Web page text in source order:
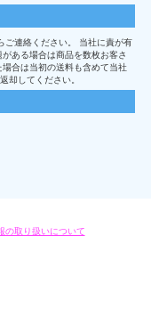
ご連絡ください。 当社に責が有
ある場合は商品を数枚お客さ
合は当初の送料も含めて当社
却してください。
の取り扱いについて